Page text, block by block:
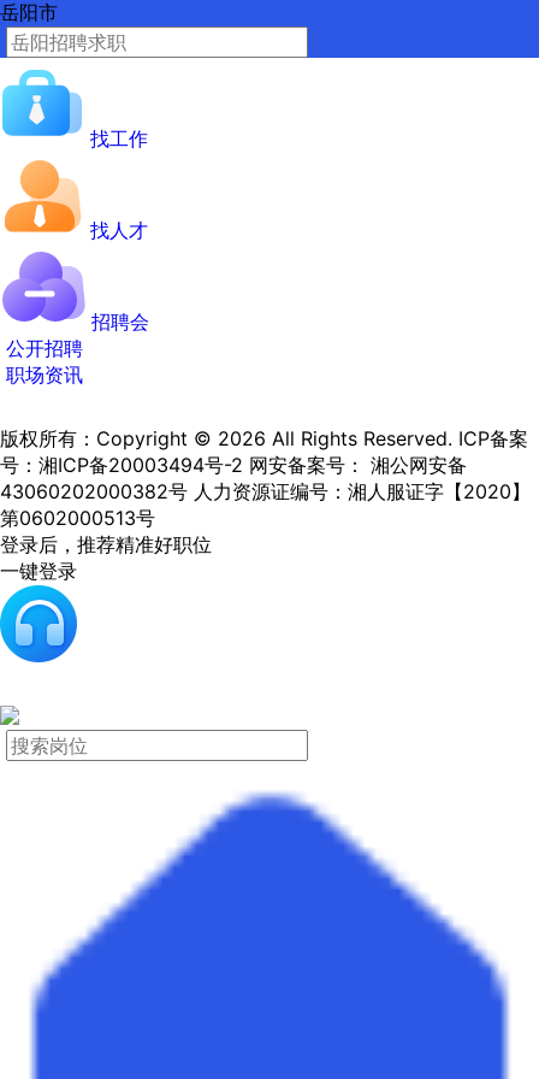
岳阳市
找工作
找人才
招聘会
公开招聘
职场资讯
版权所有：Copyright © 2026 All Rights Reserved. ICP备案
号：湘ICP备20003494号-2 网安备案号： 湘公网安备
43060202000382号 人力资源证编号：湘人服证字【2020】
第0602000513号
登录后，推荐精准好职位
一键登录